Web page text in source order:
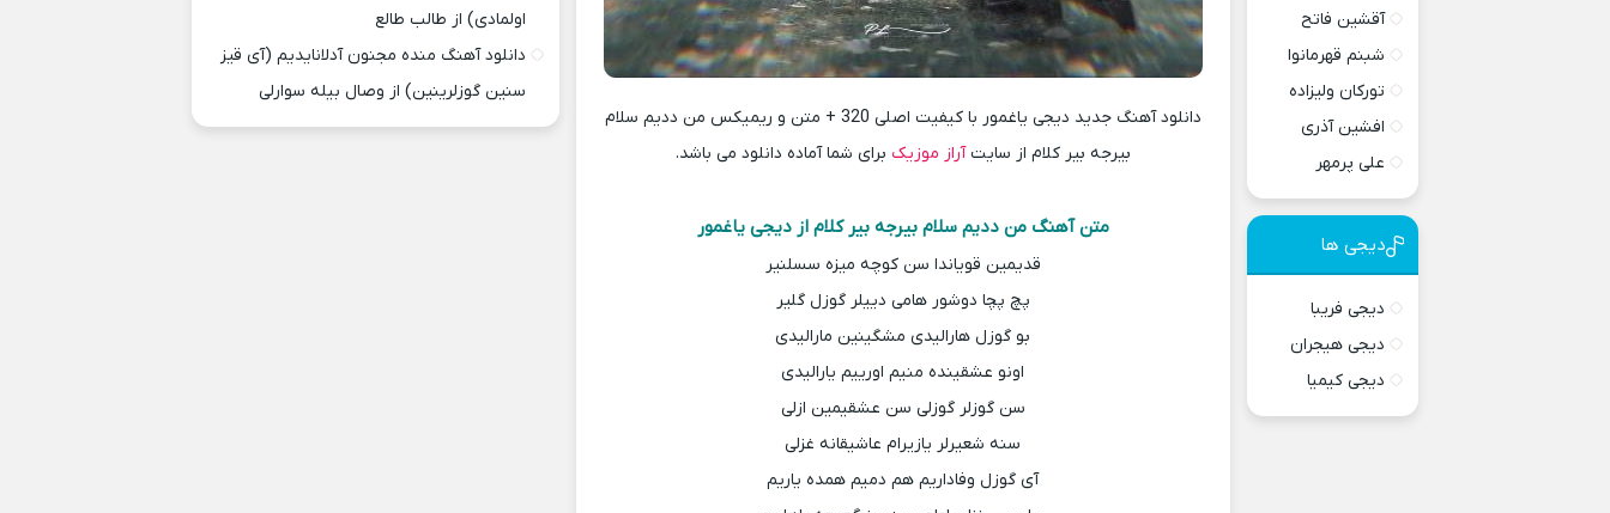
دانلود آهنگ جدید دیجی یاغمور با کیفیت اصلی 320 + متن و ریمیکس من ددیم سلام
بیرجه بیر کلام از سایتآراز موزیک برای شما آماده دانلود می باشد.
متن آهنگ من ددیم سلام بیرجه بیر کلام از دیجی یاغمور
قدیمین قویاندا سن کوچه میزه سسلنیر
پچ پچا دوشور هامی دییلر گوزل گلیر
بو گوزل هارالیدی مشگینین مارالیدی
اونو عشقینده منیم اورییم یارالیدی
سن گوزلر گوزلی سن عشقیمین ازلی
سنه شعیرلر یازیرام عاشیقانه غزلی
آی گوزل وفاداریم هم دمیم همده یاریم
آقشین فاتح
شبنم قهرمانوا
تورکان ولیزاده
افشین آذری
علی پرمهر
دیجی ها
دیجی فریبا
دیجی هیجران
دیجی کیمیا
اولمادی) از طالب طالع
دانلود آهنگ منده مجنون آدلانایدیم (آی قیز
سنین گوزلرینین) از وصال بیله سوارلی